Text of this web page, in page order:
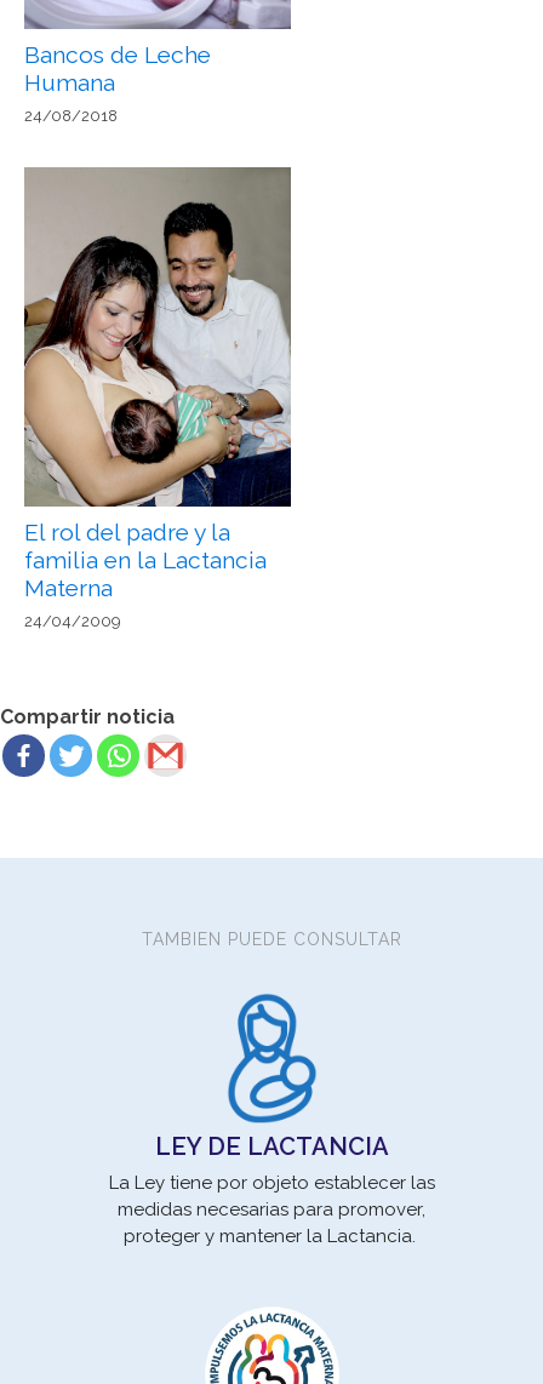
Bancos de Leche
Humana
24/08/2018
El rol del padre y la
familia en la Lactancia
Materna
24/04/2009
Compartir noticia
TAMBIEN PUEDE CONSULTAR
LEY DE LACTANCIA
La Ley tiene por objeto establecer las
medidas necesarias para promover,
proteger y mantener la Lactancia.